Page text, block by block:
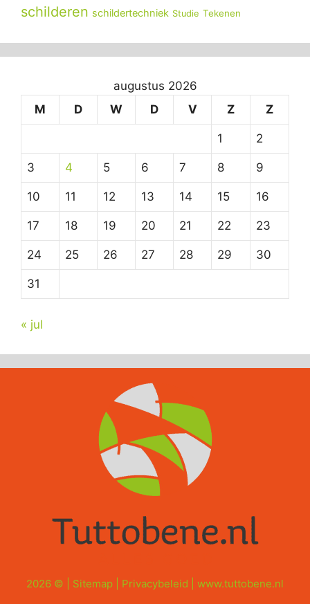
schilderen schildertechniek Studie Tekenen
augustus 2026
M
D W D V Z Z
1 2
3 4 5 6 7 8 9
10 11 12 13 14 15 16
17 18 19 20 21 22 23
24 25 26 27 28 29 30
31
« jul
2026 © | Sitemap Privacybeleid www.tuttobene.nl